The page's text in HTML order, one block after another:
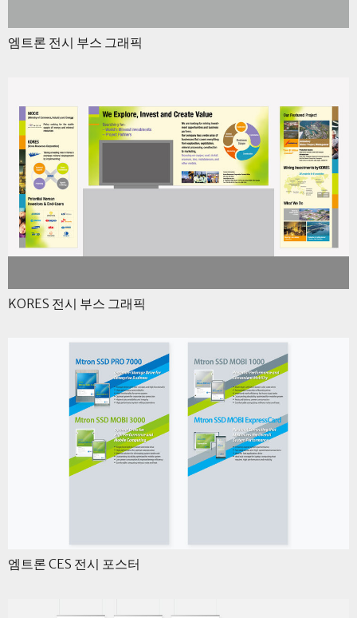
엠트론 전시 부스 그래픽
KORES 전시 부스 그래픽
엠트론 CES 전시 포스터